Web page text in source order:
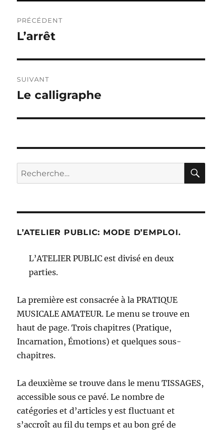
de
PRÉCÉDENT
Publication
L’arrêt
SUIVANT
Publication
Le calligraphe
Recherche
pour :
L’ATELIER PUBLIC: MODE D’EMPLOI.
L’ATELIER PUBLIC est divisé en deux
parties.
La première est consacrée à la PRATIQUE
MUSICALE AMATEUR. Le menu se trouve en
haut de page. Trois chapitres (Pratique,
Incarnation, Émotions) et quelques sous-
chapitres.
La deuxième se trouve dans le menu TISSAGES,
accessible sous ce pavé. Le nombre de
catégories et d’articles y est fluctuant et
s’accroît au fil du temps et au bon gré de